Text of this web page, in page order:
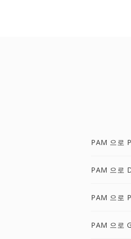
PAM 으로
PAM 으로
PAM 으로
PAM 으로